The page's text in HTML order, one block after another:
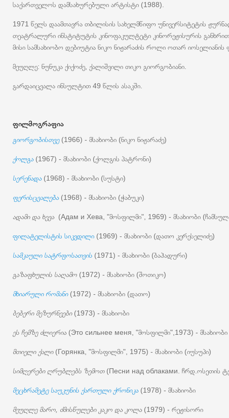
საქართველოს დამსახურებული არტისტი (1988).
1971 წელს დაამთავრა თბილისის სახელმწიფო უნივერსიტეტის
თეატრალური ინსტიტუტის კინოფაკულტეტი კინორეჟისურის
მისი სამსახიობო დებიუტია ნიკო ნიჟარაძის როლი ოთარ იოსელიანის
მეუღლე: ნუნუკა ქიქოძე, ქალიშვილი თიკო გიორგობიანი.
გარდაიცვალა ინსულტით 49 წლის ასაკში.
ფილმოგრაფია
გიორგობისთვე (1966) - მსახიობი (ნიკო ნიჟარაძე)
ქოლგა(1967) - მსახიობი (ქოლგის პატრონი)
სერენადა (1968) - მსახიობი (სუსტი)
ფერისცვალება (1968) - მსახიობი (ჭაბუკი)
ადამი და ხევა(Адам и Хева, "მოსფილმი", 1969) - მსახიობი
ფილატელისტის სიკვდილი (1969) - მსახიობი (დათო კერესელიძე)
სამკაული სატრფოსათვის (1971) - მსახიობი (ბაჰადური)
გაზაფხულის საღამო (1972) - მსახიობი (შოთიკო)
მხიარული რომანი(1972) - მსახიობი (დათო)
ბებერი მეზურნეები(1973) - მსახიობი
ეს ჩემზე ძლიერია(Это сильнее меня, "მოსფილმი",1973) - მსახიობი
მთიელი ქალი(Горянка, "მოსფილმი", 1975) - მსახიობი (იუსუპი)
სიმღერები ღრუბლებს ზემოთ(Песни над облаками. ჩრდ.ოსეთის
მეცხრამეტე საუკუნის ქართული ქრონიკა(1978) - მსახიობი
მეუღლე მარო, ძმისწულები კაკო და კოლა(1979) - რეჟისორი